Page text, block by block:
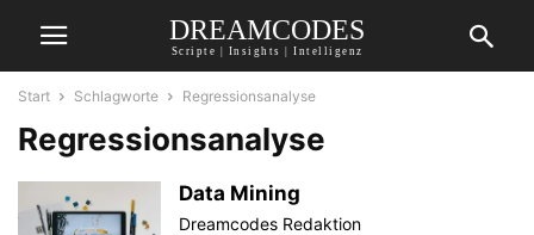
DREAMCODES
Scripte | Insights | Intelligenz
Start Schlagworte Regressionsanalyse
Regressionsanalyse
Data Mining
Dreamcodes Redaktion